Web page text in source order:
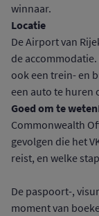
winnaar.
Locatie
De Airport van
de
ook een trein- en
een auto te huren
Goed om te weten
Commonwealth
gevolgen die het
reist, en welke
De paspoort-,
moment van